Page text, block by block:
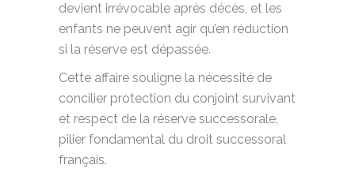
devient irrévocable après décès, et les
enfants ne peuvent agir qu’en réduction
si la réserve est dépassée.
Cette affaire souligne la nécessité de
concilier protection du conjoint survivant
et respect de la réserve successorale,
pilier fondamental du droit successoral
français.